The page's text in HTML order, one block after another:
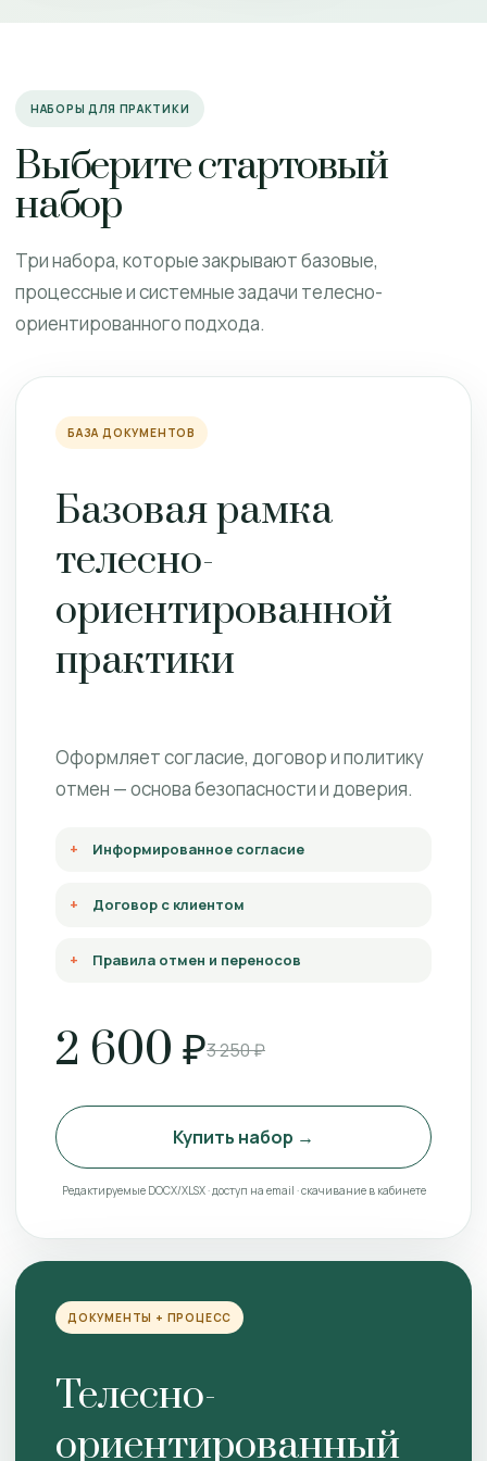
НАБОРЫ ДЛЯ ПРАКТИКИ
Выберите стартовый
набор
Три набора, которые закрывают базовые,
процессные и системные задачи телесно-
ориентированного подхода.
БАЗА ДОКУМЕНТОВ
Базовая рамка
телесно-
ориентированной
практики
Оформляет согласие, договор и политику
отмен — основа безопасности и доверия.
Информированное согласие
Договор с клиентом
Правила отмен и переносов
2 600 ₽3 250 ₽
Купить набор →
Редактируемые DOCX/XLSX · доступ на email · скачивание в кабинете
ДОКУМЕНТЫ + ПРОЦЕСС
Телесно-
ориентированный